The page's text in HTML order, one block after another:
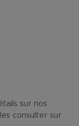
sur nos
consulter sur